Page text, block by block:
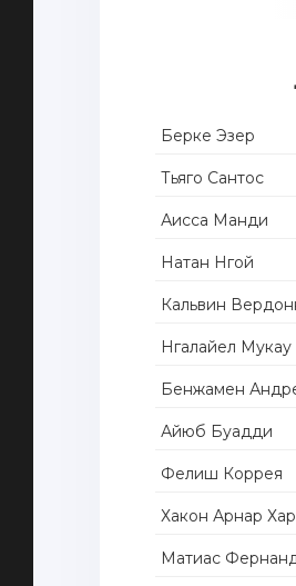
Берке Эзер
Тьяго Сантос
Аисса Манди
Натан Нгой
Кальвин
Нгалайел Мукау
Бенжамен
Айюб Буадди
Фелиш Коррея
Хакон Арнар
Матиас